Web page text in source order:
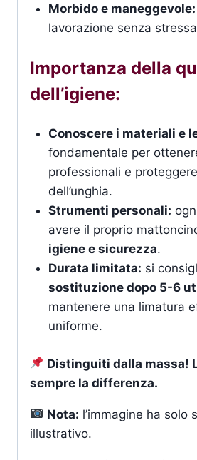
Morbido e maneggevole:
lavorazione senza
Importanza della
dell’igiene:
Conoscere i materiali e
fondamentale per
professionali e
dell’unghia.
Strumenti personali:
avere il proprio
igiene e sicurezza.
Durata limitata: si
sostituzione dopo 5-6
mantenere una limatura
uniforme.
Distinguiti dalla massa!
sempre la differenza.
Nota: l’immagine ha solo
illustrativo.